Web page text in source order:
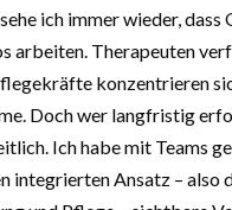
ich immer wieder, dass
arbeiten. Therapeuten
konzentrieren
Doch wer langfristig
Ich habe mit Teams
integrierten Ansatz – also